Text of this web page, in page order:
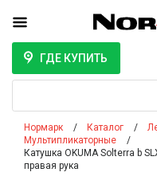
ГДЕ КУПИТЬ
Нормарк Каталог
Мультипликаторные
Катушка OKUMA Solterra b
правая рука